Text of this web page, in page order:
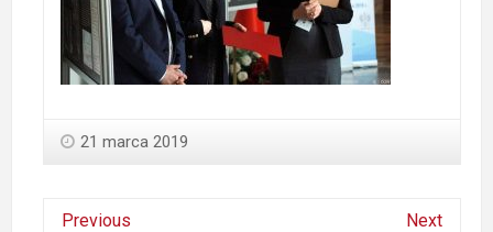
21 marca 2019
Previous Next